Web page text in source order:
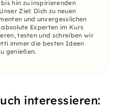
hin zu inspirierenden
Ziel: Dich zu neuen
und unvergesslichen
Experten im Kurs
testen und schreiben wir
immer die besten Ideen
genießen.
interessieren: